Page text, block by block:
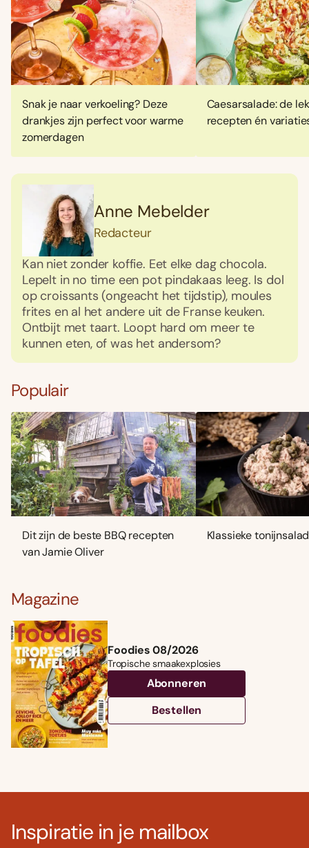
Snak je naar verkoeling? Deze
drankjes zijn perfect voor warme
zomerdagen
Caesarsalade: de
recepten én
Anne Mebelder
Redacteur
Kan niet zonder koffie. Eet elke dag chocola.
Lepelt in no time een pot pindakaas leeg. Is dol
op croissants (ongeacht het tijdstip), moules
frites en al het andere uit de Franse keuken.
Ontbijt met taart. Loopt hard om meer te
kunnen eten, of was het andersom?
Populair
Dit zijn de beste BBQ recepten
van Jamie Oliver
Klassieke
Magazine
Foodies 08/2026
Tropische smaakexplosies
Abonneren
Bestellen
Inspiratie in je mailbox